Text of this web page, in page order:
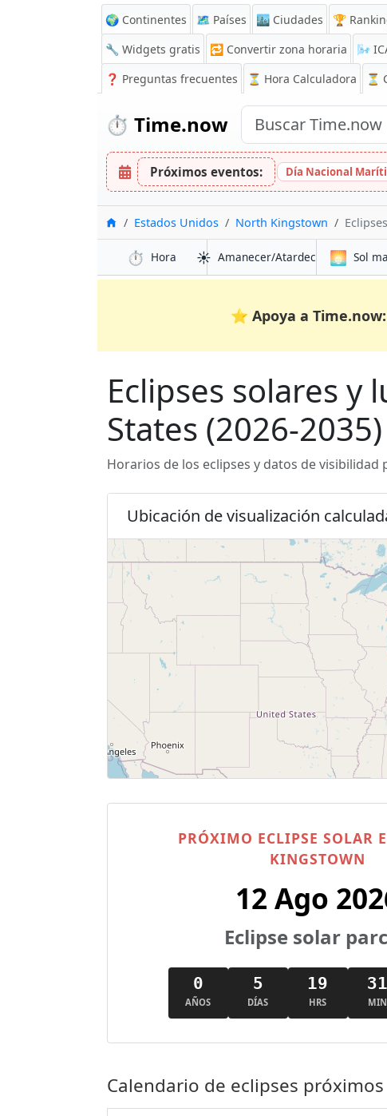
🌍 Continentes 🗺️ Países 🏙️ Ciudades 🏆
🔧 Widgets gratis
🔁 Convertir zona horaria 🌬️
❓ Preguntas frecuentes ⏳ Hora Calculadora ⏳
⏱️ Time.now
Próximos eventos: Día Nacional
InicioEstados Unidos North Kingstown Eclipses
⏱️ Hora ☀️ Amanecer/Atardecer 🌅 Sol
⭐ Apoya a Time.now:
Eclipses solares
States (2026-2035)
Horarios de los eclipses y datos de visibilidad
Ubicación de visualización
PRÓXIMO ECLIPSE SOLAR
KINGSTOWN
12 Ago
Eclipse solar
0
AÑOS
5
DÍAS
19
HRS
31
MIN
Calendario de eclipses